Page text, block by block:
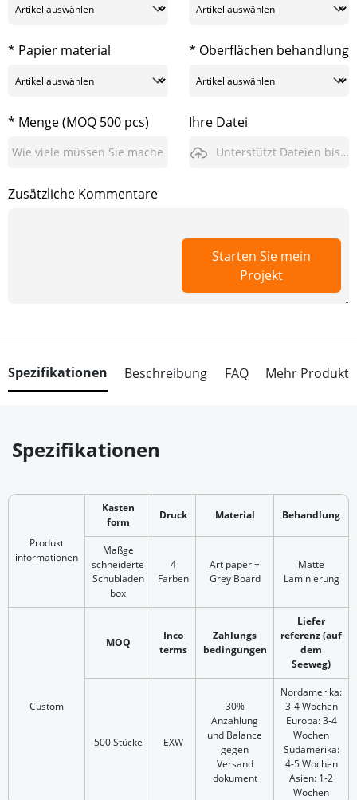
* Papier material * Oberflächen behandlung
* Menge (MOQ 500 pcs) Ihre Datei
Unterstützt Dateien bis zu 3GB
Zusätzliche Kommentare
Starten Sie mein
Projekt
Spezifikationen Beschreibung FAQ Mehr Produkt
Spezifikationen
Produkt
informationen
Kasten
form
Druck Material Behandlung
Maßge
schneiderte
Schubladen
box
4
Farben
Art paper +
Grey Board
Matte
Laminierung
Custom
MOQ
Inco
terms
Zahlungs
bedingungen
Liefer
referenz (auf
dem
Seeweg)
500 Stücke EXW
30%
Anzahlung
und Balance
gegen
Versand
dokument
Nordamerika:
3-4 Wochen
Europa: 3-4
Wochen
Südamerika:
4-5 Wochen
Asien: 1-2
Wochen